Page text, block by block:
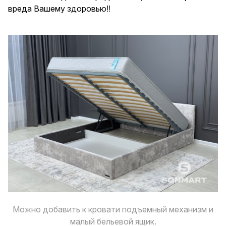
вреда Вашему здоровью‼️
Можно добавить к кровати подъемный механизм и
малый бельевой ящик.